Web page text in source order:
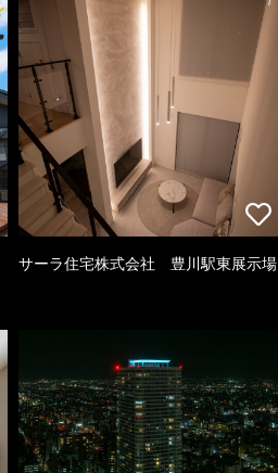
サーラ住宅株式会社 豊川駅東展示場